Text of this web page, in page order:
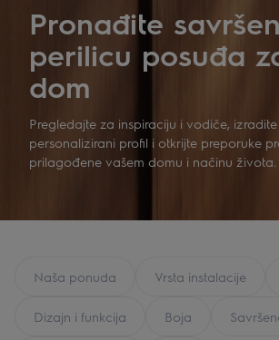
Pronađite
perilicu posuđa
dom
Pregledajte za inspiraciju i vodiče,
personalizirani profil i otkrijte preporuke
prilagođene vašem domu i načinu života.
Naša ponuda Vrsta instalacije
Dizajn i funkcija Boja